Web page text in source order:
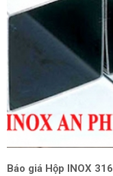
Báo giá Hộp INOX 316